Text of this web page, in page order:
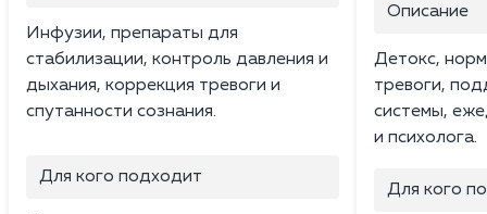
Инфузии, препараты для
стабилизации, контроль давления и
дыхания, коррекция тревоги и
спутанности сознания.
Для кого подходит
Описание
Детокс,
тревоги,
системы,
и психолога.
Для кого